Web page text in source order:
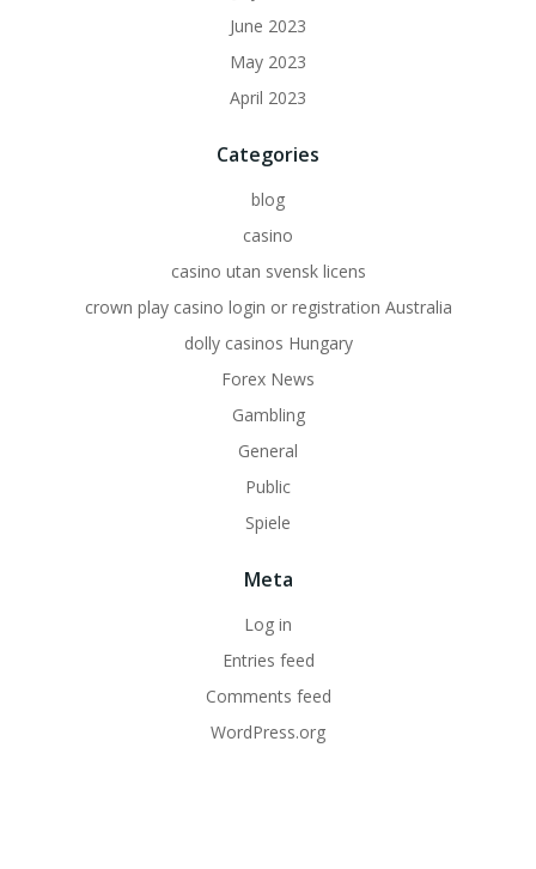
June 2023
May 2023
April 2023
Categories
blog
casino
casino utan svensk licens
crown play casino login or registration Australia
dolly casinos Hungary
Forex News
Gambling
General
Public
Spiele
Meta
Log in
Entries feed
Comments feed
WordPress.org